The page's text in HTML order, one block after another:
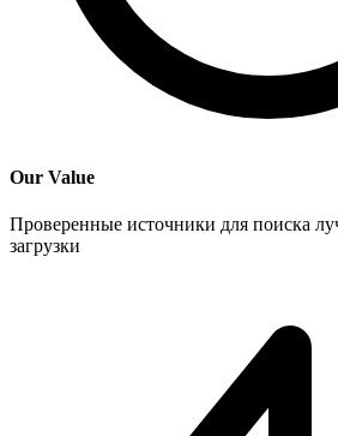
Our Value
Проверенные источники для поиска
загрузки